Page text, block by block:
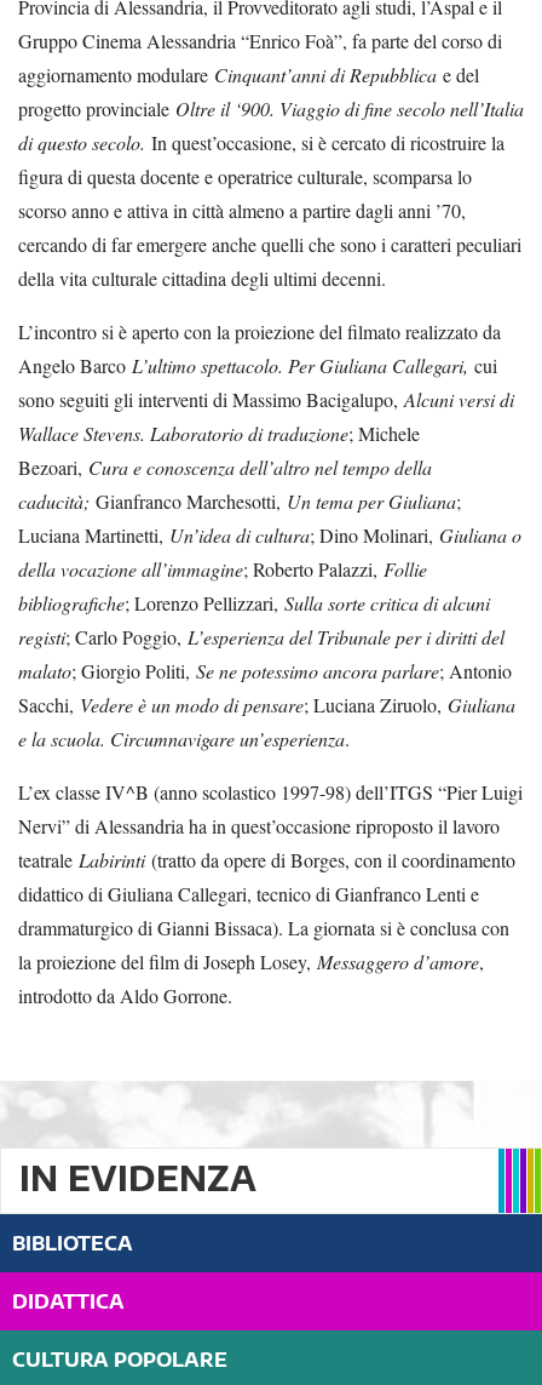
Provincia di Alessandria, il Provveditorato agli studi, l’Aspal e il
Gruppo Cinema Alessandria “Enrico Foà”, fa parte del corso di
aggiornamento modulare Cinquant’anni di Repubblica e del
progetto provinciale Oltre il ‘900. Viaggio di fine secolo nell’Italia
di questo secolo. In quest’occasione, si è cercato di ricostruire la
figura di questa docente e operatrice culturale, scomparsa lo
scorso anno e attiva in città almeno a partire dagli anni ’70,
cercando di far emergere anche quelli che sono i caratteri peculiari
della vita culturale cittadina degli ultimi decenni.
L’incontro si è aperto con la proiezione del filmato realizzato da
Angelo Barco L’ultimo spettacolo. Per Giuliana Callegari, cui
sono seguiti gli interventi di Massimo Bacigalupo,Alcuni versi di
Wallace Stevens. Laboratorio di traduzione; Michele
Bezoari, Cura e conoscenza dell’altro nel tempo della
caducità; Gianfranco Marchesotti, Un tema per Giuliana;
Luciana Martinetti, Un’idea di cultura; Dino Molinari, Giuliana o
della vocazione all’immagine; Roberto Palazzi, Follie
bibliografiche; Lorenzo Pellizzari, Sulla sorte critica di alcuni
registi; Carlo Poggio, L’esperienza del Tribunale per i diritti del
malato; Giorgio Politi, Se ne potessimo ancora parlare; Antonio
Sacchi, Vedere è un modo di pensare; Luciana Ziruolo, Giuliana
e la scuola. Circumnavigare un’esperienza.
L’ex classe IV^B (anno scolastico 1997-98) dell’ITGS “Pier Luigi
Nervi” di Alessandria ha in quest’occasione riproposto il lavoro
teatrale Labirinti(tratto da opere di Borges, con il coordinamento
didattico di Giuliana Callegari, tecnico di Gianfranco Lenti e
drammaturgico di Gianni Bissaca). La giornata si è conclusa con
la proiezione del film di Joseph Losey, Messaggero d’amore,
introdotto da Aldo Gorrone.
IN EVIDENZA
BIBLIOTECA
DIDATTICA
CULTURA POPOLARE